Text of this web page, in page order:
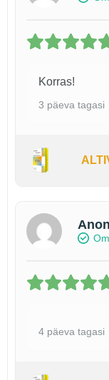
Korras!
3 päeva tagasi
4 päeva tagasi